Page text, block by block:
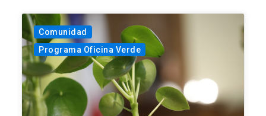
Comunidad
Programa Oficina Verde